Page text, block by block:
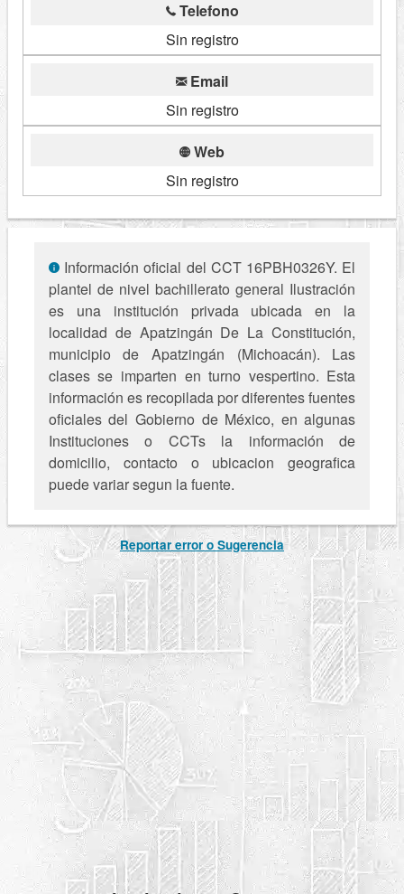
Telefono
Sin registro
Email
Sin registro
Web
Sin registro
Información oficial del CCT 16PBH0326Y. El
plantel de nivel bachillerato general Ilustración
es una institución privada ubicada en la
localidad de Apatzingán De La Constitución,
municipio de Apatzingán (Michoacán). Las
clases se imparten en turno vespertino. Esta
información es recopilada por diferentes fuentes
oficiales del Gobierno de México, en algunas
Instituciones o CCTs la información de
domicilio, contacto o ubicacion geografica
puede variar segun la fuente.
Reportar error o Sugerencia